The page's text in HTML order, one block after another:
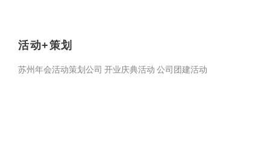
活动+策划
苏州年会活动策划公司 开业庆典活动 公司团建活动